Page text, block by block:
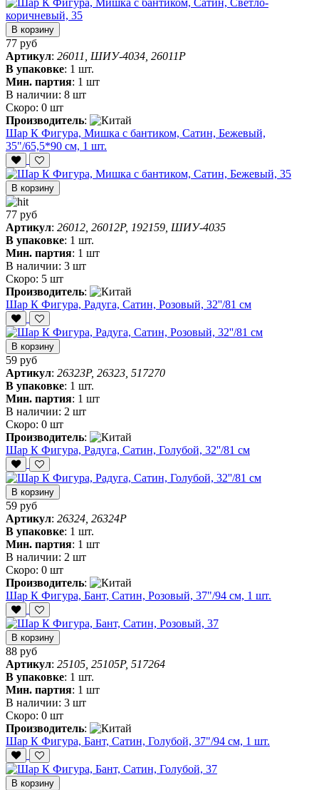
В корзину
77 руб
Артикул: 26011, ШИУ-4034, 26011P
В упаковке: 1 шт.
Мин. партия: 1 шт
В наличии: 8 шт
Скоро: 0 шт
Производитель:
Шар К Фигура, Мишка с бантиком, Сатин, Бежевый,
35"/65,5*90 см, 1 шт.
В корзину
77 руб
Артикул: 26012, 26012P, 192159, ШИУ-4035
В упаковке: 1 шт.
Мин. партия: 1 шт
В наличии: 3 шт
Скоро: 5 шт
Производитель:
Шар К Фигура, Радуга, Сатин, Розовый, 32''/81 см
В корзину
59 руб
Артикул: 26323P, 26323, 517270
В упаковке: 1 шт.
Мин. партия: 1 шт
В наличии: 2 шт
Скоро: 0 шт
Производитель:
Шар К Фигура, Радуга, Сатин, Голубой, 32''/81 см
В корзину
59 руб
Артикул: 26324, 26324P
В упаковке: 1 шт.
Мин. партия: 1 шт
В наличии: 2 шт
Скоро: 0 шт
Производитель:
Шар К Фигура, Бант, Сатин, Розовый, 37"/94 см, 1 шт.
В корзину
88 руб
Артикул: 25105, 25105P, 517264
В упаковке: 1 шт.
Мин. партия: 1 шт
В наличии: 3 шт
Скоро: 0 шт
Производитель:
Шар К Фигура, Бант, Сатин, Голубой, 37"/94 см, 1 шт.
В корзину